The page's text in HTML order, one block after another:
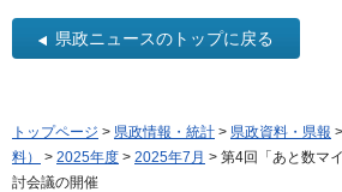
県政ニュースのトップに戻る
トップページ > 県政情報・統計 > 県政資料・県報 >
料）
> 2025年度 > 2025年7月 > 第4回「あと数マ
討会議の開催